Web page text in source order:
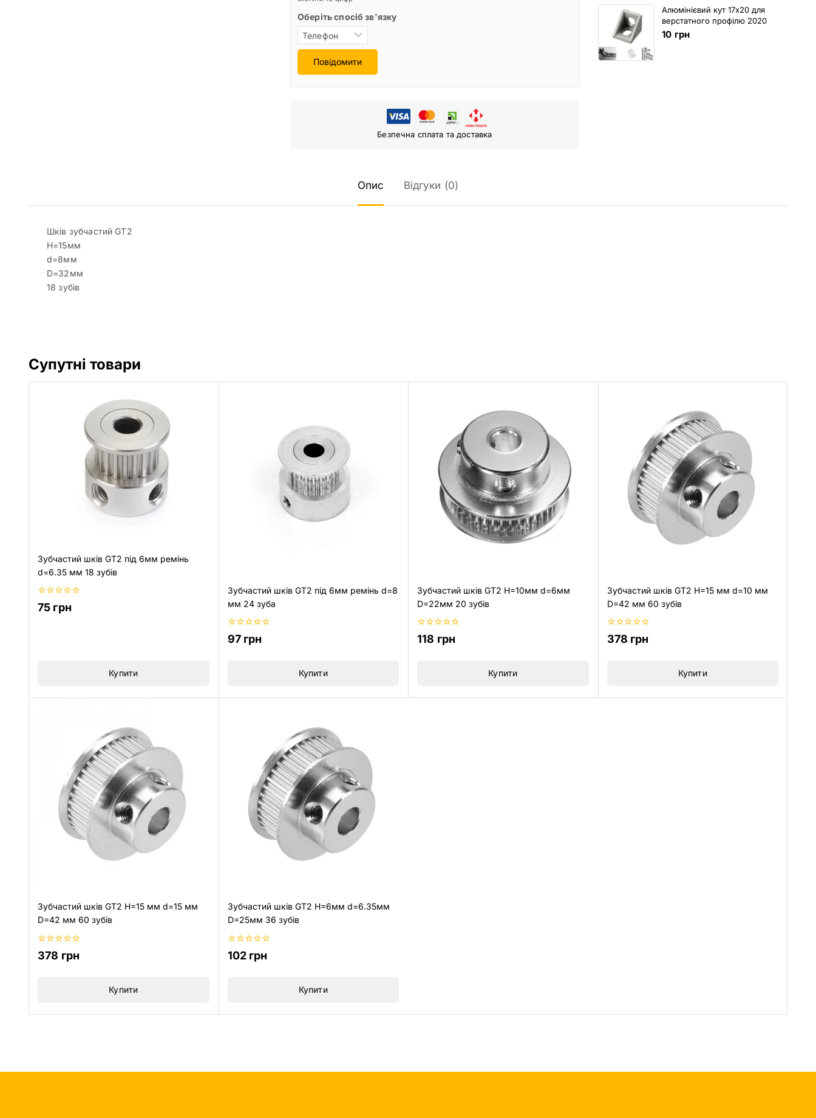
Алюмінієвий кут 17х20 для
верстатного профілю 2020
10 грн
Оберіть спосіб зв'язку
Повідомити
Безпечна сплата та доставка
Опис Відгуки (0)
Шків зубчастий GT2
H=15мм
d=8мм
D=32мм
18 зубів
Супутні товари
Зубчастий шків GT2 під 6мм ремінь
d=6.35 мм 18 зубів
0
з
75 грн
Купити
Зубчастий шків GT2 під 6мм ремінь d=8
мм 24 зуба
0
з
97 грн
Купити
Зубчастий шків GT2 H=10мм d=6мм
D=22мм 20 зубів
0
з
118 грн
Купити
Зубчастий шків GT2 H=15 мм d=10 мм
D=42 мм 60 зубів
0
з
378 грн
Купити
Зубчастий шків GT2 H=15 мм d=15 мм
D=42 мм 60 зубів
0
з
378 грн
Купити
Зубчастий шків GT2 H=6мм d=6.35мм
D=25мм 36 зубів
0
з
102 грн
Купити